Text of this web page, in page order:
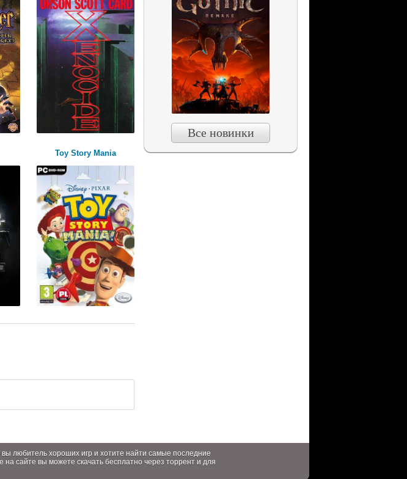
Toy Story Mania
Все новинки
любитель хороших игр и хотите найти самые последние
сайте вы можете скачать бесплатно через торрент и для